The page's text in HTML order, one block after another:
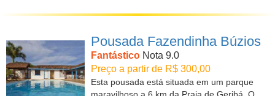
Pousada Fazendinha Búzios
Fantástico Nota 9.0
Preço a partir de R$ 300,00
Esta pousada está situada em um parque